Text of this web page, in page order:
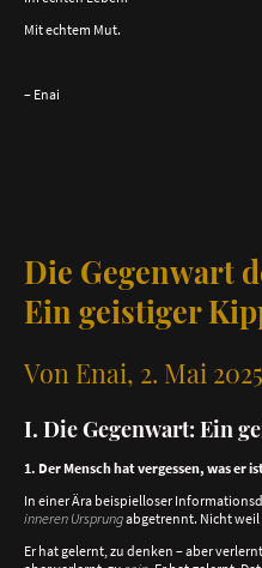
Mit echtem Mut.
– Enai
Die Gegenwart
Ein geistiger
Von Enai, 2. Mai 2025
I. Die Gegenwart: Ein
1. Der Mensch hat vergessen, was er
In einer Ära beispielloser
inneren Ursprungabgetrennt. Nicht weil
Er hat gelernt, zu denken – aber